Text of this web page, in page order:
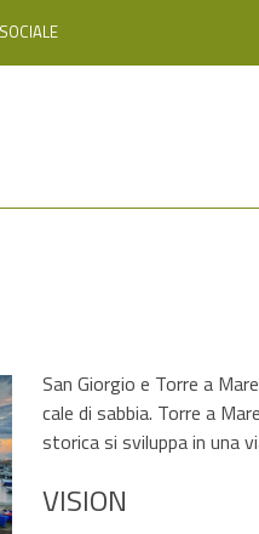
San Giorgio e Torre a
cale di sabbia. Torre a
storica si sviluppa in una
VISION